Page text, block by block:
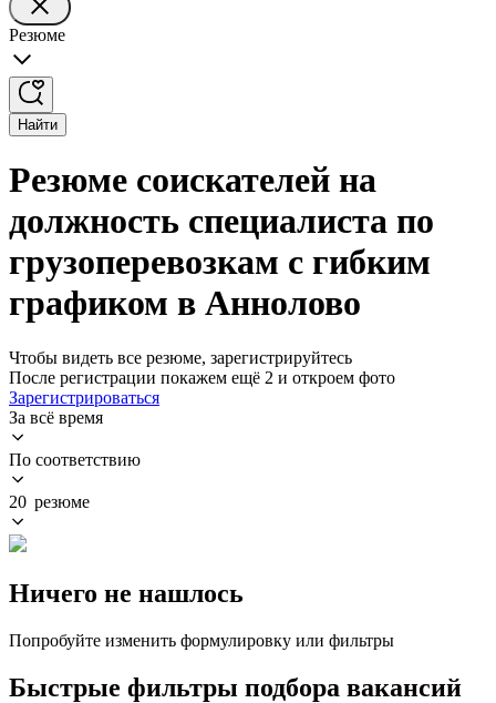
Резюме
Найти
Резюме соискателей на
должность специалиста по
грузоперевозкам с гибким
графиком в Аннолово
Чтобы видеть все резюме, зарегистрируйтесь
После регистрации покажем ещё 2 и откроем фото
Зарегистрироваться
За всё время
По соответствию
20 резюме
Ничего не нашлось
Попробуйте изменить формулировку или фильтры
Быстрые фильтры подбора вакансий